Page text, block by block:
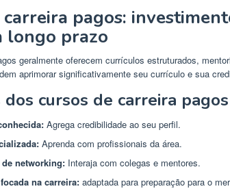
carreira pagos:
longo prazo
geralmente oferecem currículos estruturados,
aprimorar significativamente seu currículo e sua
cursos de carreira pagos
Agrega credibilidade ao seu perfil.
Aprenda com profissionais da área.
networking: Interaja com colegas e mentores.
na carreira: adaptada para preparação para o